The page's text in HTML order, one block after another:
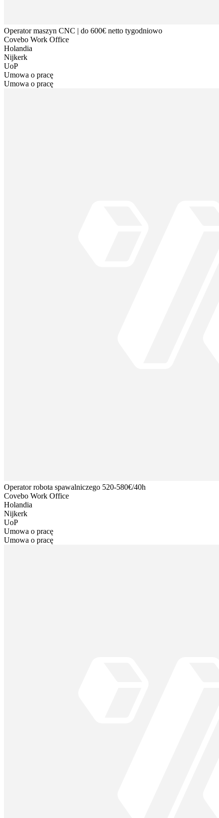
Operator maszyn CNC | do 600€ netto tygodniowo
Covebo Work Office
Holandia
Nijkerk
UoP
Umowa o pracę
Umowa o pracę
Operator robota spawalniczego 520-580€/40h
Covebo Work Office
Holandia
Nijkerk
UoP
Umowa o pracę
Umowa o pracę